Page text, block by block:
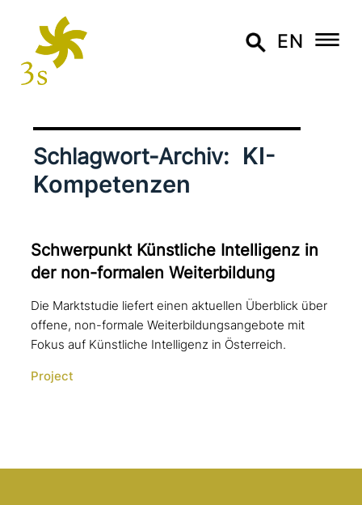
EN
Schlagwort-Archiv: KI-
Kompetenzen
Schwerpunkt Künstliche Intelligenz in
der non-formalen Weiterbildung
Die Marktstudie liefert einen aktuellen Überblick über
offene, non-formale Weiterbildungsangebote mit
Fokus auf Künstliche Intelligenz in Österreich.
Project